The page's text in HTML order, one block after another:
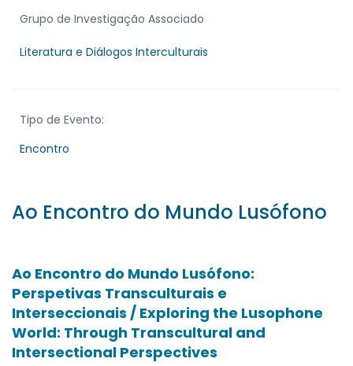
Grupo de Investigação Associado
Literatura e Diálogos Interculturais
Tipo de Evento:
Encontro
Ao Encontro do Mundo Lusófono
Ao Encontro do Mundo Lusófono:
Perspetivas Transculturais e
Interseccionais / Exploring the Lusophone
World: Through Transcultural and
Intersectional Perspectives